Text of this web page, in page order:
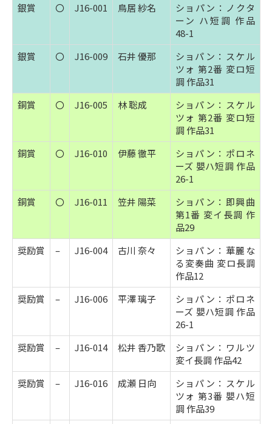
銀賞
〇 J16-001 鳥居 紗名
ショパン：ノクタ
ーン ハ短調 作品
48-1
銀賞
〇 J16-009 石井 優那
ショパン：スケル
ツォ 第2番 変ロ短
調 作品31
銅賞
〇 J16-005 林 聡成
ショパン：スケル
ツォ 第2番 変ロ短
調 作品31
銅賞
〇 J16-010 伊藤 徹平
ショパン：ポロネ
ーズ 嬰ハ短調 作品
26-1
銅賞
〇 J16-011 笠井 陽菜
ショパン：即興曲
第1番 変イ長調 作
品29
奨励賞
– J16-004 古川 奈々
ショパン：華麗な
る変奏曲 変ロ長調
作品12
奨励賞
– J16-006 平澤 璃子
ショパン：ポロネ
ーズ 嬰ハ短調 作品
26-1
奨励賞
– J16-014 松井 香乃歌
ショパン：ワルツ
変イ長調 作品42
奨励賞
– J16-016 成瀬 日向
ショパン：スケル
ツォ 第3番 嬰ハ短
調 作品39